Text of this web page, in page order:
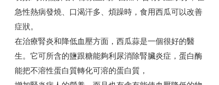
急性熱病發燒、口渴汗多、煩躁時，食用西瓜可以改善
症狀。
在治療腎炎和降低血壓方面，西瓜蒜是一個很好的醫
生。它可所含的鹽跟糖能夠利尿消除腎臟炎症，蛋白酶
能把不溶性蛋白質轉化可溶的蛋白質，